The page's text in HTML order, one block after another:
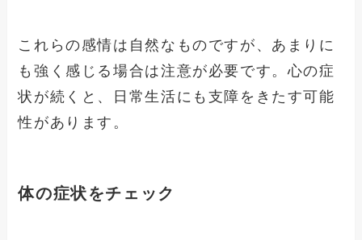
これらの感情は自然なものですが、あまりに
も強く感じる場合は注意が必要です。心の症
状が続くと、日常生活にも支障をきたす可能
性があります。
体の症状をチェック